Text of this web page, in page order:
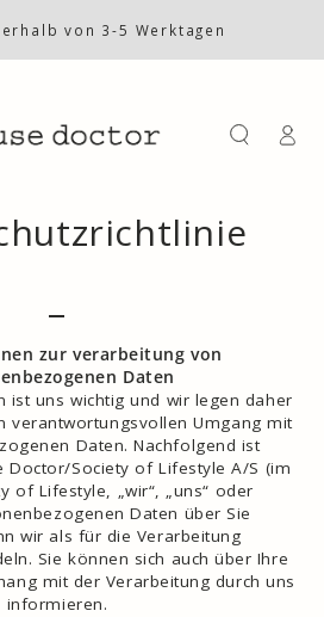
von 3-5 Werktagen
zur verarbeitung von
Daten
ist uns wichtig und wir legen daher
verantwortungsvollen Umgang mit
Daten. Nachfolgend ist
Doctor/Society of Lifestyle A/S (im
of Lifestyle, „wir“, „uns“ oder
Daten über Sie
wir als für die Verarbeitung
Sie können sich auch über Ihre
mit der Verarbeitung durch uns
informieren.